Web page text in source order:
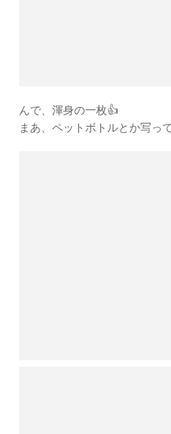
んで、渾身の一枚👍
まあ、ペットボトルとか写っ